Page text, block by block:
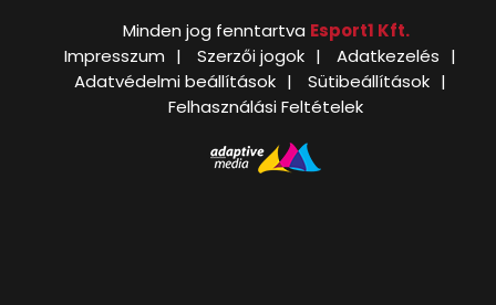
Minden jog fenntartva Esport1 Kft.
Impresszum
Szerzői jogok
Adatkezelés
Adatvédelmi beállítások
Sütibeállítások
Felhasználási Feltételek